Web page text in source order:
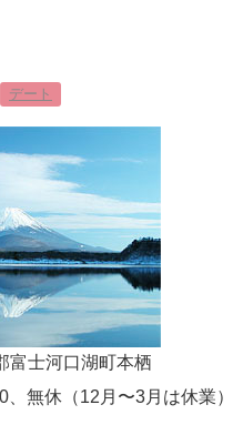
デート
富士河口湖町本栖
無休（12月〜3月は休業）